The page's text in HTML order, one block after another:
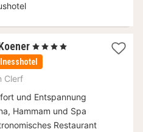
1
Nacht
ab
, 4 Sterne
Clerf
und Entspannung
Hammam und Spa
Restaurant